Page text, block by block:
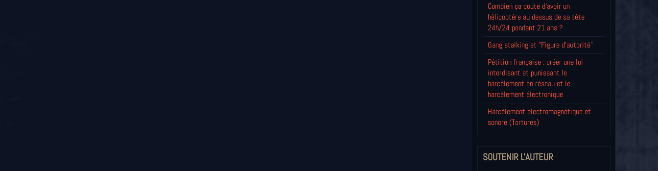
Combien ça coute d'avoir un
hélicoptère au dessus de sa tête
24h/24 pendant 21 ans ?
Gang stalking et "Figure d'autorité"
Pétition française : créer une loi
interdisant et punissant le
harcèlement en réseau et le
harcèlement électronique
Harcèlement electromagnétique et
sonore (Tortures)
SOUTENIR L'AUTEUR